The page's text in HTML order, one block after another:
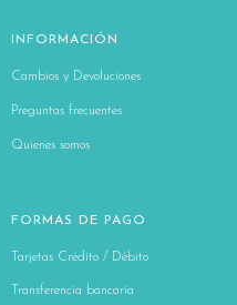
INFORMACIÓN
Cambios y Devoluciones
Preguntas frecuentes
Quienes somos
FORMAS DE PAGO
Tarjetas Crédito / Débito
Transferencia bancaria